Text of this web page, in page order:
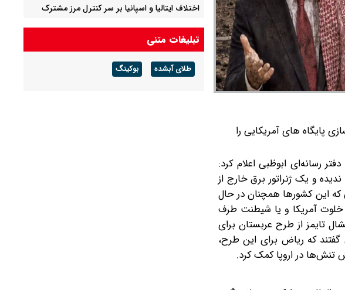
پایگاه های آمریکایی را
رسانه‌ای ابوظبی اعلام کرد:
و یک ژنراتور برق خارج از
که این کشورها همچنان در حال
آمریکا و یا شیطنت طرف
تایمز از طرح عربستان برای
که ریاض برای این طرح،
اختلاف ایتالیا و اسپانیا بر سر کنترل‌ مرز مشترک
عملیات تروریستی داعش در منطقه سیده زینب
دمشق خنثی شد
تبلیغات متنی
طلای آبشده بوکینگ